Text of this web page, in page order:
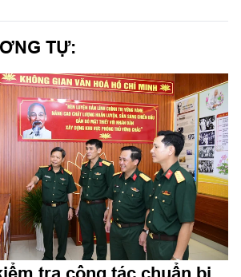
TỰ: